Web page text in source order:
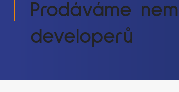
Prodáváme
developerů